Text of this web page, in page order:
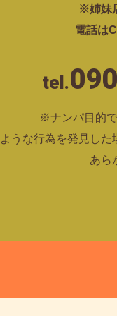
※姉妹
電話は
tel.
※ナンパ目的で
うな行為を発見し
あら